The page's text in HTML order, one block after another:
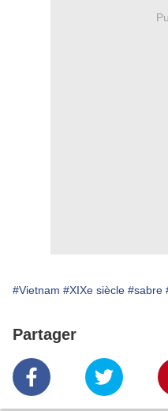
#Vietnam #XIXe siècle #sabre
Partager